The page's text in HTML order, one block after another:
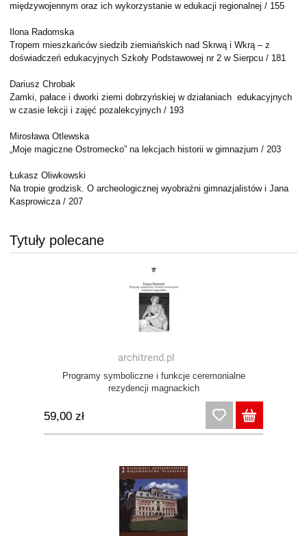
międzywojennym oraz ich wykorzystanie w edukacji regionalnej / 155
Ilona Radomska
Tropem mieszkańców siedzib ziemiańskich nad Skrwą i Wkrą – z
doświadczeń edukacyjnych Szkoły Podstawowej nr 2 w Sierpcu / 181
Dariusz Chrobak
Zamki, pałace i dworki ziemi dobrzyńskiej w działaniach edukacyjnych
w czasie lekcji i zajęć pozalekcyjnych / 193
Mirosława Otlewska
„Moje magiczne Ostromecko” na lekcjach historii w gimnazjum / 203
Łukasz Oliwkowski
Na tropie grodzisk. O archeologicznej wyobraźni gimnazjalistów i Jana
Kasprowicza / 207
Tytuły polecane
Programy symboliczne i funkcje ceremonialne
rezydencji magnackich
59,00 zł